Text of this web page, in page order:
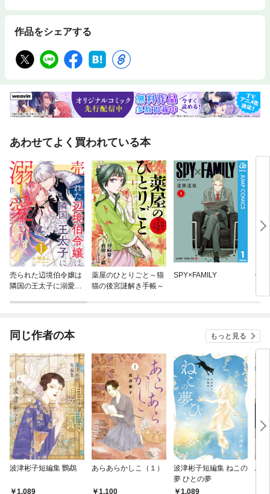
作品をシェアする
あわせてよく買われている本
売られた辺境伯令嬢は
隣国の王太子に溺愛さ
薬屋のひとりごと～猫
猫の後宮謎解き手帳～
SPY×FAMILY 偽
同じ作者の本 もっと見る
波津彬子短編集 鸚鵡
1,089
あらあらかしこ（１）
1,100
波津彬子短編集 ねこの
夢 ひとの夢
1,089
ふ